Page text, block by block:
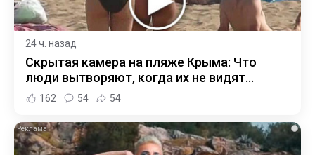
24 ч. назад
Скрытая камера на пляже Крыма: Что
люди вытворяют, когда их не видят...
162 54 54
i